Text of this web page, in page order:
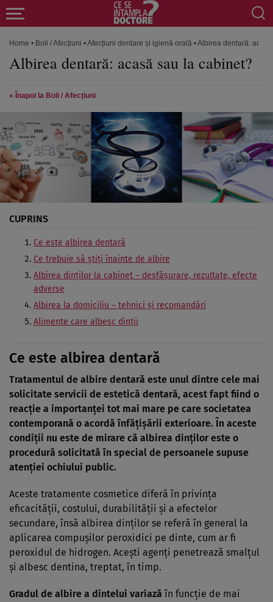
Home • Boli / Afecțiuni •Afecțiuni dentare și igienă orală •Albirea dentară:
Albirea dentară: acasă sau la cabinet?
« Înapoi la Boli / Afecțiuni
CUPRINS
Ce este albirea dentară
Ce trebuie să ştiţi înainte de albire
Albirea dinţilor la cabinet – desfăşurare, rezultate, efecte
adverse
Albirea la domiciliu – tehnici şi recomandări
Alimente care albesc dinţii
Ce este albirea dentară
Tratamentul de albire dentară este unul dintre cele mai
solicitate servicii de estetică dentară, acest fapt fiind o
reacţie a importanţei tot mai mare pe care societatea
contemporană o acordă înfăţişării exterioare. În aceste
condiţii nu este de mirare că albirea dinţilor este o
procedură solicitată în special de persoanele supuse
atenţiei ochiului public.
Aceste tratamente cosmetice diferă în privinţa
eficacităţii, costului, durabilităţii şi a efectelor
secundare, însă albirea dinţilor se referă în general la
aplicarea compuşilor peroxidici pe dinte, cum ar fi
peroxidul de hidrogen. Aceşti agenţi penetrează smalţul
şi albesc dentina, treptat, în timp.
Gradul de albire a dintelui variază în funcţie de mai